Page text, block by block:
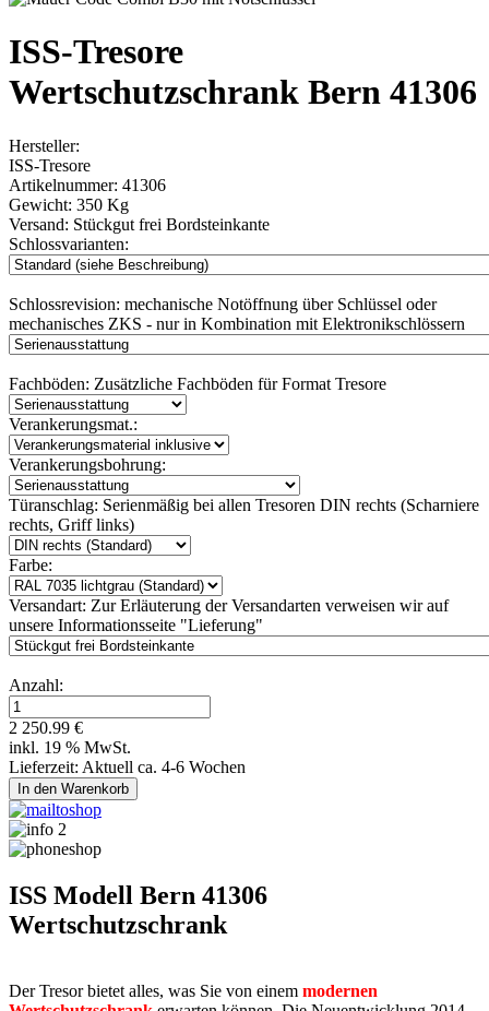
ISS-Tresore
Wertschutzschrank Bern 41306
Hersteller:
ISS-Tresore
Artikelnummer: 41306
Gewicht: 350 Kg
Versand: Stückgut frei Bordsteinkante
Schlossvarianten:
Schlossrevision: mechanische Notöffnung über Schlüssel oder
mechanisches ZKS - nur in Kombination mit Elektronikschlössern
Fachböden: Zusätzliche Fachböden für Format Tresore
Verankerungsmat.:
Verankerungsbohrung:
Türanschlag: Serienmäßig bei allen Tresoren DIN rechts (Scharniere
rechts, Griff links)
Farbe:
Versandart: Zur Erläuterung der Versandarten verweisen wir auf
unsere Informationsseite "Lieferung"
Anzahl:
2 250.99 €
inkl. 19 % MwSt.
Lieferzeit: Aktuell ca. 4-6 Wochen
ISS Modell Bern 41306
Wertschutzschrank
Der Tresor bietet alles, was Sie von einem modernen